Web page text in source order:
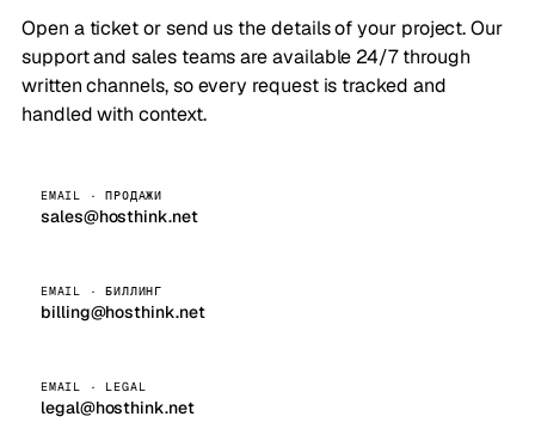
Open a ticket or send us the details of your project. Our
support and sales teams are available 24/7 through
written channels, so every request is tracked and
handled with context.
EMAIL · ПРОДАЖИ
sales@hosthink.net
EMAIL · БИЛЛИНГ
billing@hosthink.net
EMAIL · LEGAL
legal@hosthink.net